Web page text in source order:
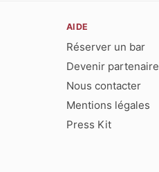
AIDE
Réserver un bar
Devenir partenaire
Nous contacter
Mentions légales
Press Kit